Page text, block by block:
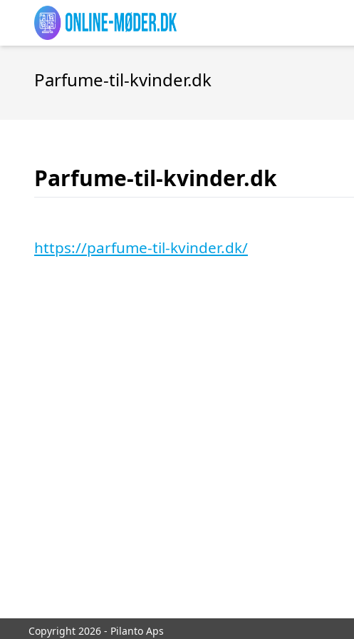
Parfume-til-kvinder.dk
Parfume-til-kvinder.dk
https://parfume-til-kvinder.dk/
Copyright 2026 - Pilanto Aps